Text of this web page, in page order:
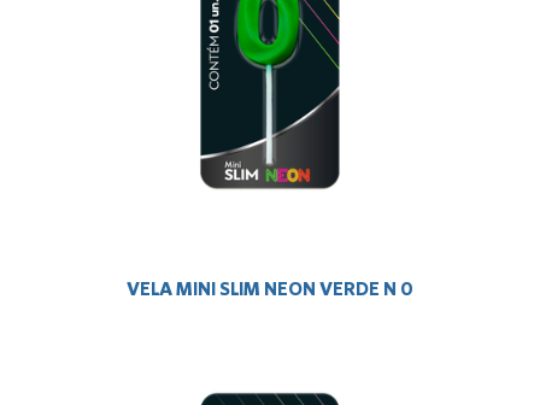
VELA MINI SLIM NEON VERDE N 0